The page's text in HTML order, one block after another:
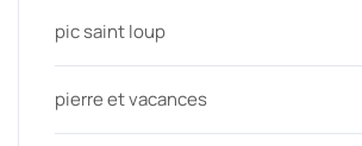
pic saint loup
pierre et vacances